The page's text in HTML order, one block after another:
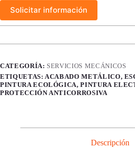
Solicitar información
CATEGORÍA: SERVICIOS MECÁNICOS
ETIQUETAS: ACABADO METÁLICO,
PINTURA ECOLÓGICA, PINTURA
PROTECCIÓN ANTICORROSIVA
Descripción